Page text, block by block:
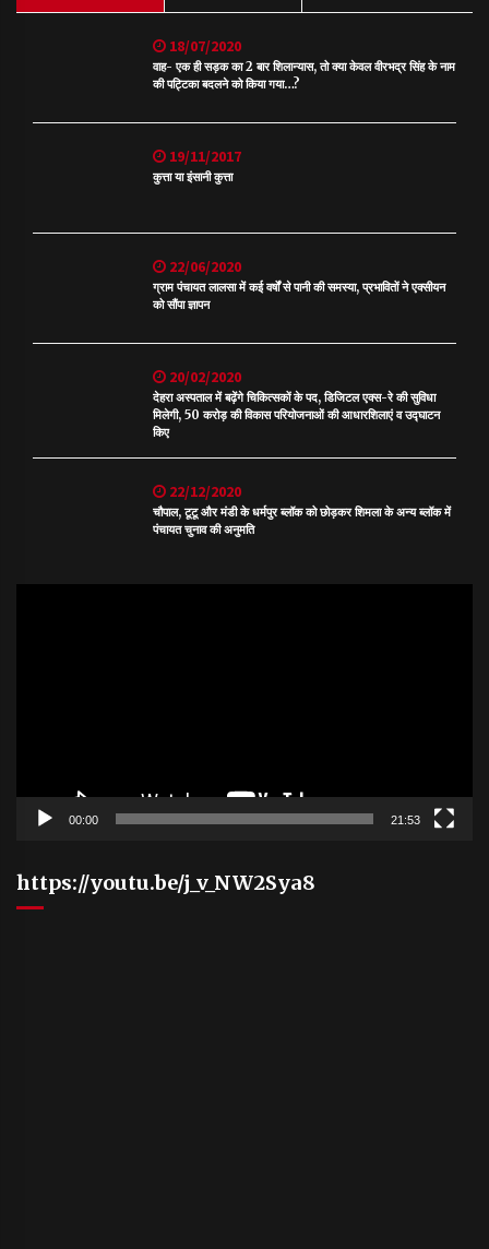
18/07/2020
वाह- एक ही सड़क का 2 बार शिलान्यास, तो क्या केवल वीरभद्र सिंह के नाम
की पट्टिका बदलने को किया गया…?
19/11/2017
कुत्ता या इंसानी कुत्ता
22/06/2020
ग्राम पंचायत लालसा में कई वर्षों से पानी की समस्या, प्रभावितों ने एक्सीयन
को सौंपा ज्ञापन
20/02/2020
देहरा अस्पताल में बढ़ेंगे चिकित्सकों के पद, डिजिटल एक्स-रे की सुविधा
मिलेगी, 50 करोड़ की विकास परियोजनाओं की आधारशिलाएं व उद्घाटन
किए
22/12/2020
चौपाल, टूटू और मंडी के धर्मपुर ब्लॉक को छोड़कर शिमला के अन्य ब्लॉक में
पंचायत चुनाव की अनुमति
00:00 21:53
https://youtu.be/j_v_NW2Sya8